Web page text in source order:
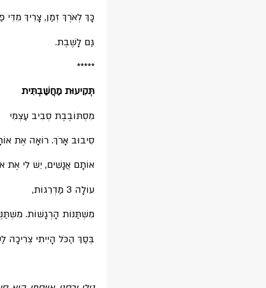
כָּךְ לְאֹרֶךְ זְמַן, צָרִיךְ מִדֵּי
גַּם לָשֶׁבֶת.
*****
תְּקִיעוּת מַחֲשַׁבְתִּית
מִסְתּוֹבֶבֶת סְבִיב עַצְמִי
סִיבוּב אָרֹךְ. רוֹאָה אֶת
אוֹתָם אֲנָשִׁים, יֵשׁ לִי אֶת
עוֹלָה 3 מַדְרֵגוֹת,
מִשְׁתַּנּוֹת הָרְגָשׁוֹת.
בְּסַךְ הַכֹּל הָיִיתִי צְרִיכָה